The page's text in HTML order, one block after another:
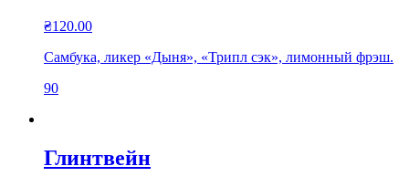
₴120.00
Самбука, ликер «Дыня», «Трипл сэк», лимонный фрэш.
90
Глинтвейн